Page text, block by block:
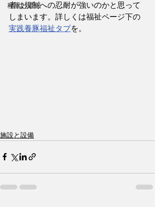
種豚と遺伝
者は規制への忍耐が強いのかと思って
しまいます。詳しくは福祉ページ下の
実践養豚福祉タブを。
施設と設備